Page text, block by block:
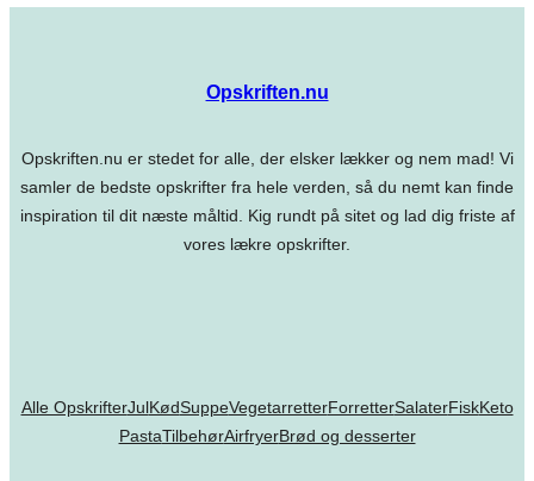
Opskriften.nu
Opskriften.nu er stedet for alle, der elsker lækker og nem mad! Vi
samler de bedste opskrifter fra hele verden, så du nemt kan finde
inspiration til dit næste måltid. Kig rundt på sitet og lad dig friste af
vores lækre opskrifter.
Alle OpskrifterJulKødSuppeVegetarretterForretterSalaterFiskKeto
PastaTilbehørAirfryerBrød og desserter